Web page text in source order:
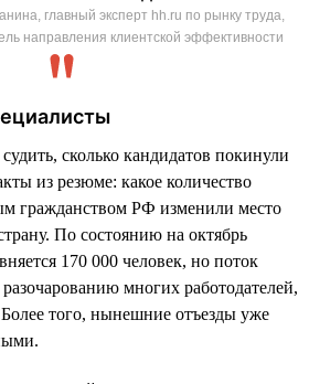
главный эксперт hh.ru по рынку труда,
направления клиентской эффективности
сколько кандидатов покинули
из резюме: какое количество
гражданством РФ изменили место
По состоянию на октябрь
170 000 человек, но поток
многих работодателей,
того, нынешние отъезды уже